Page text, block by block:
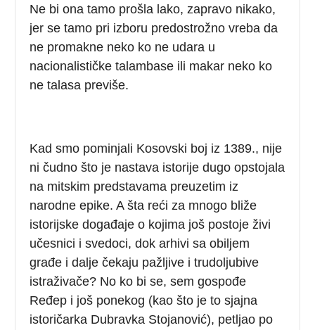
Ne bi ona tamo prošla lako, zapravo nikako,
jer se tamo pri izboru predostrožno vreba da
ne promakne neko ko ne udara u
nacionalističke talambase ili makar neko ko
ne talasa previše.
Kad smo pominjali Kosovski boj iz 1389., nije
ni čudno što je nastava istorije dugo opstojala
na mitskim predstavama preuzetim iz
narodne epike. A šta reći za mnogo bliže
istorijske događaje o kojima još postoje živi
učesnici i svedoci, dok arhivi sa obiljem
građe i dalje čekaju pažljive i trudoljubive
istraživače? No ko bi se, sem gospođe
Ređep i još ponekog (kao što je to sjajna
istoričarka Dubravka Stojanović), petljao po